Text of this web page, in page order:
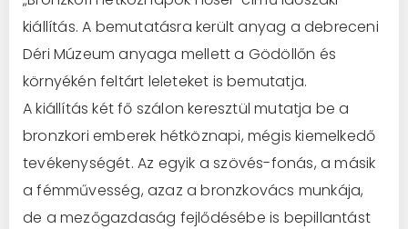
kiállítás. A bemutatásra került anyag a debreceni
Déri Múzeum anyaga mellett a Gödöllőn és
környékén feltárt leleteket is bemutatja.
A kiállítás két fő szálon keresztül mutatja be a
bronzkori emberek hétköznapi, mégis kiemelkedő
tevékenységét. Az egyik a szövés-fonás, a másik
a fémművesség, azaz a bronzkovács munkája,
de a mezőgazdaság fejlődésébe is bepillantást